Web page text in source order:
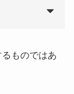
ものではあ